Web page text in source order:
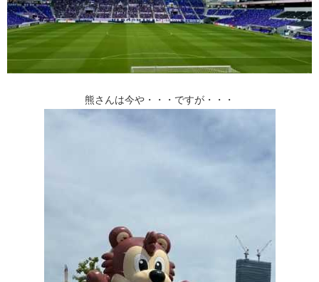
熊さんは今や・・・ですが・・・